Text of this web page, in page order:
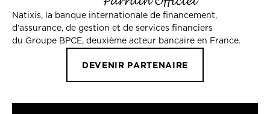
Natixis, la banque internationale de financement,
d’assurance, de gestion et de services financiers
du Groupe BPCE, deuxième acteur bancaire en France.
DEVENIR PARTENAIRE